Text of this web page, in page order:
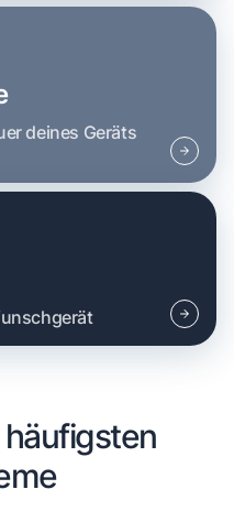
deines Geräts